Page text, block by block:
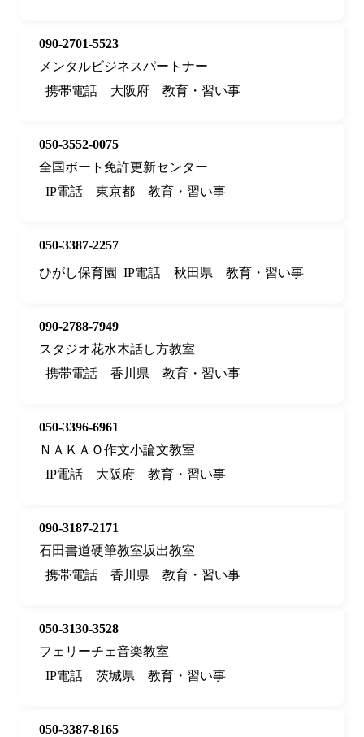
090-2701-5523
メンタルビジネスパートナー
携帯電話
大阪府 教育・習い事
050-3552-0075
全国ボート免許更新センター
IP電話
東京都 教育・習い事
050-3387-2257
ひがし保育園
IP電話 秋田県 教育・習い事
090-2788-7949
スタジオ花水木話し方教室
携帯電話
香川県 教育・習い事
050-3396-6961
ＮＡＫＡＯ作文小論文教室
IP電話
大阪府 教育・習い事
090-3187-2171
石田書道硬筆教室坂出教室
携帯電話
香川県 教育・習い事
050-3130-3528
フェリーチェ音楽教室
IP電話
茨城県 教育・習い事
050-3387-8165